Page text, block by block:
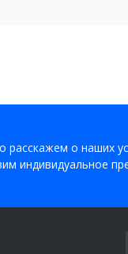
расскажем о наших
индивидуальное